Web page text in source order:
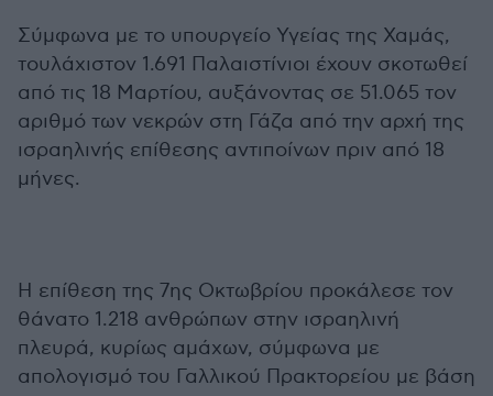
Σύμφωνα με το υπουργείο Υγείας της Χαμάς,
τουλάχιστον 1.691 Παλαιστίνιοι έχουν σκοτωθεί
από τις 18 Μαρτίου, αυξάνοντας σε 51.065 τον
αριθμό των νεκρών στη Γάζα από την αρχή της
ισραηλινής επίθεσης αντιποίνων πριν από 18
μήνες.
Η επίθεση της 7ης Οκτωβρίου προκάλεσε τον
θάνατο 1.218 ανθρώπων στην ισραηλινή
πλευρά, κυρίως αμάχων, σύμφωνα με
απολογισμό του Γαλλικού Πρακτορείου με βάση